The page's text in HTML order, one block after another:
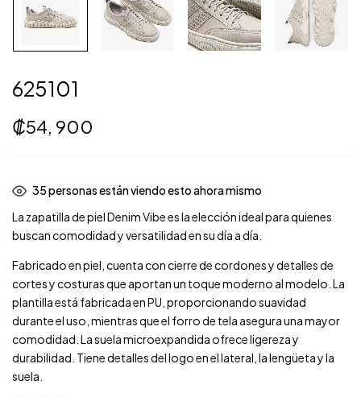
625101
₡54, 900
34personas están viendo esto ahora mismo
La zapatilla de piel Denim Vibe es la elección ideal para quienes
buscan comodidad y versatilidad en su día a día.
Fabricado en piel, cuenta con cierre de cordones y detalles de
cortes y costuras que aportan un toque moderno al modelo. La
plantilla está fabricada en PU, proporcionando suavidad
durante el uso, mientras que el forro de tela asegura una mayor
comodidad. La suela microexpandida ofrece ligereza y
durabilidad. Tiene detalles del logo en el lateral, la lengüeta y la
suela.